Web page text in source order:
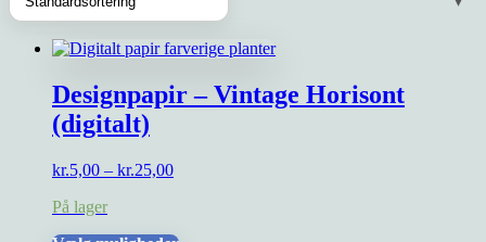
Designpapir – Vintage Horisont
(digitalt)
kr.5,00 – kr.25,00Prisinterval:
På lager